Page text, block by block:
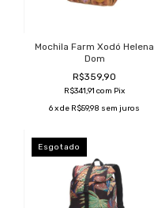
Mochila Farm Xodó Helena
Dom
R$359,90
R$341,91 com Pix
6x de R$59,98 sem juros
Esgotado